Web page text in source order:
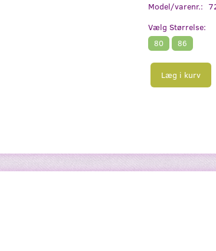
Model/varenr.:
Vælg Størrelse:
80 86
Læg i kurv